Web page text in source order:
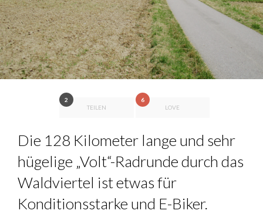
2
TEILEN
6
LOVE
Die 128 Kilometer lange und sehr
hügelige „Volt“-Radrunde durch das
Waldviertel ist etwas für
Konditionsstarke und E-Biker.